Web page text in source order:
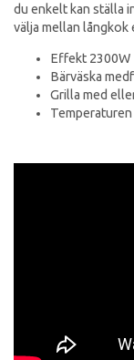
du enkelt kan ställa
välja mellan långkok
Effekt 2300W
Bärväska
Grilla med
Temperaturen